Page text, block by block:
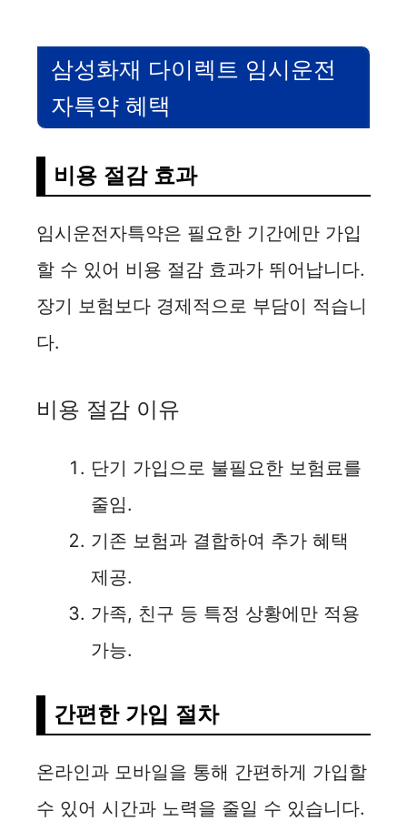
삼성화재 다이렉트 임시운전
자특약 혜택
비용 절감 효과
임시운전자특약은 필요한 기간에만 가입
할 수 있어 비용 절감 효과가 뛰어납니다.
장기 보험보다 경제적으로 부담이 적습니
다.
비용 절감 이유
단기 가입으로 불필요한 보험료를
줄임.
기존 보험과 결합하여 추가 혜택
제공.
가족, 친구 등 특정 상황에만 적용
가능.
간편한 가입 절차
온라인과 모바일을 통해 간편하게 가입할
수 있어 시간과 노력을 줄일 수 있습니다.